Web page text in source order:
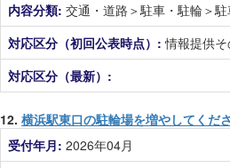
内容分類: 交通・道路＞駐車・駐輪＞
対応区分（初回公表時点）:情報提供
対応区分（最新）:
12. 横浜駅東口の駐輪場を増やしてくだ
受付年月: 2026年04月